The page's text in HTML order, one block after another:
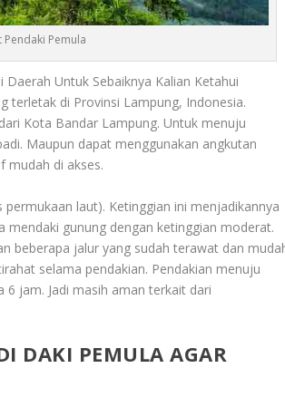
Pendaki Pemula
Untuk Sebaiknya Kalian Ketahui
terletak di Provinsi Lampung, Indonesia.
Kota Bandar Lampung. Untuk menuju
Maupun dapat menggunakan angkutan
mudah di akses.
laut). Ketinggian ini menjadikannya
mendaki gunung dengan ketinggian moderat.
beberapa jalur yang sudah terawat dan
selama pendakian. Pendakian menuju
6 jam. Jadi masih aman terkait dari
DAKI PEMULA AGAR